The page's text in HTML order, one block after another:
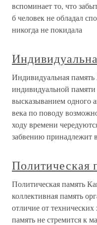
вспоминает то, что
б человек не обладал
никогда не покидала
Индивидуальная
индивидуальной
высказыванием одного
века по поводу
ходу времени
забвению принадлежит
Политическая
Политическая память
коллективная память
отличие от
память не стремится к